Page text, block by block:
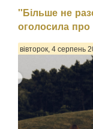
Психологиня
минулому
пережите у
фізичного
розповіла в
"Більше не
оголосила
вівторок, 4 серпень